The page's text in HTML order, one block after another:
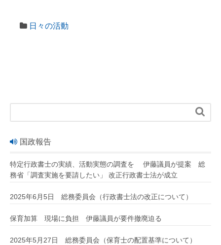
日々の活動

国政報告
特定行政書士の実績、活動実態の調査を 伊藤議員が提案 総
務省「調査実施を要請したい」 改正行政書士法が成立
2025年6月5日 総務委員会（行政書士法の改正について）
保育加算 現場に負担 伊藤議員が要件撤廃迫る
2025年5月27日 総務委員会（保育士の配置基準について）